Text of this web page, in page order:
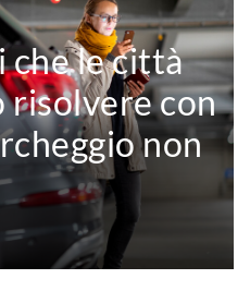
che le città
risolvere con
non